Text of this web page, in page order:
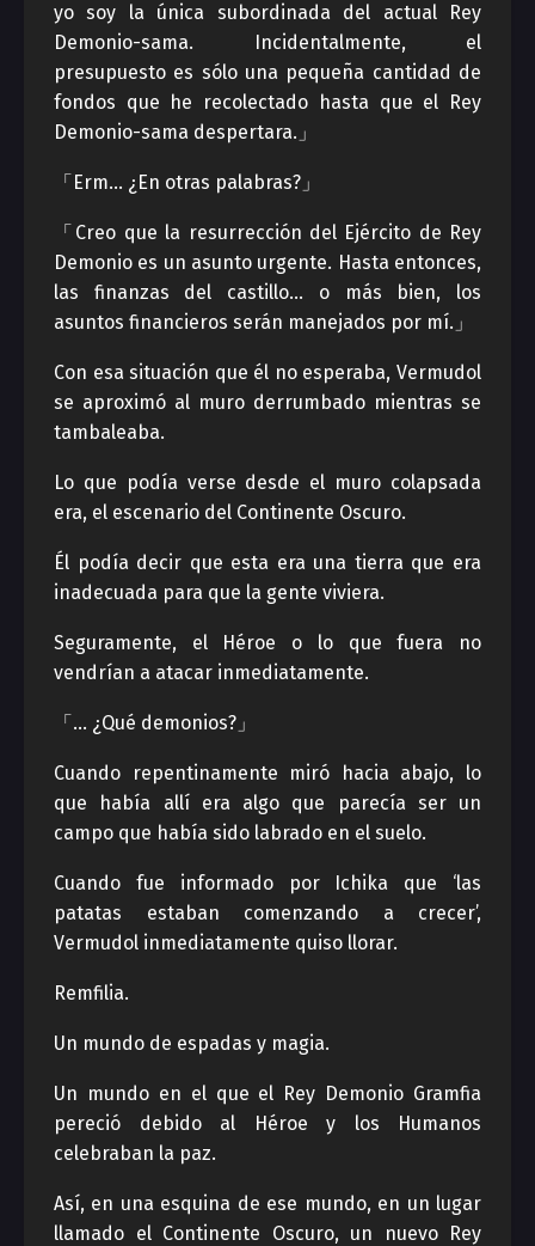
yo soy la única subordinada del actual Rey
Demonio-sama. Incidentalmente, el
presupuesto es sólo una pequeña cantidad de
fondos que he recolectado hasta que el Rey
Demonio-sama despertara.」
「Erm… ¿En otras palabras?」
「Creo que la resurrección del Ejército de Rey
Demonio es un asunto urgente. Hasta entonces,
las finanzas del castillo… o más bien, los
asuntos financieros serán manejados por mí.」
Con esa situación que él no esperaba, Vermudol
se aproximó al muro derrumbado mientras se
tambaleaba.
Lo que podía verse desde el muro colapsada
era, el escenario del Continente Oscuro.
Él podía decir que esta era una tierra que era
inadecuada para que la gente viviera.
Seguramente, el Héroe o lo que fuera no
vendrían a atacar inmediatamente.
「… ¿Qué demonios?」
Cuando repentinamente miró hacia abajo, lo
que había allí era algo que parecía ser un
campo que había sido labrado en el suelo.
Cuando fue informado por Ichika que ‘las
patatas estaban comenzando a crecer’,
Vermudol inmediatamente quiso llorar.
Remfilia.
Un mundo de espadas y magia.
Un mundo en el que el Rey Demonio Gramfia
pereció debido al Héroe y los Humanos
celebraban la paz.
Así, en una esquina de ese mundo, en un lugar
llamado el Continente Oscuro, un nuevo Rey